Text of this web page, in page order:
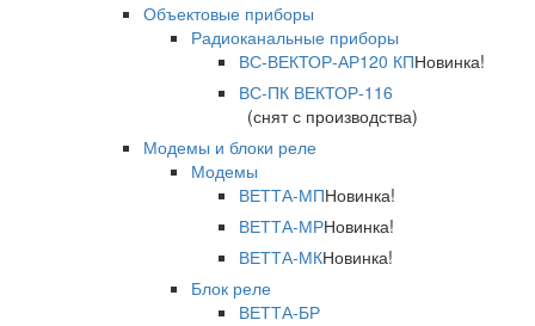
Объектовые приборы
Радиоканальные приборы
ВС-ВЕКТОР-АР120 КПНовинка!
ВС-ПК ВЕКТОР-116
(снят с производства)
Модемы и блоки реле
Модемы
ВЕТТА-МПНовинка!
ВЕТТА-МРНовинка!
ВЕТТА-МКНовинка!
Блок реле
ВЕТТА-БР